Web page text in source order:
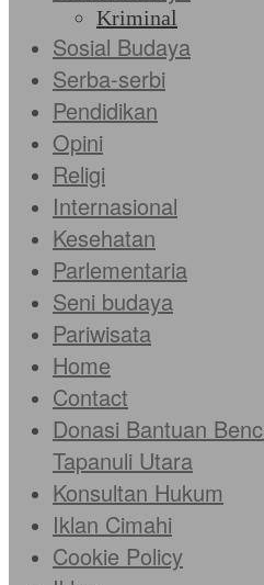
Kriminal
Sosial Budaya
Serba-serbi
Pendidikan
Opini
Religi
Internasional
Kesehatan
Parlementaria
Seni budaya
Pariwisata
Home
Contact
Donasi Bantuan
Tapanuli Utara
Konsultan Hukum
Iklan Cimahi
Cookie Policy